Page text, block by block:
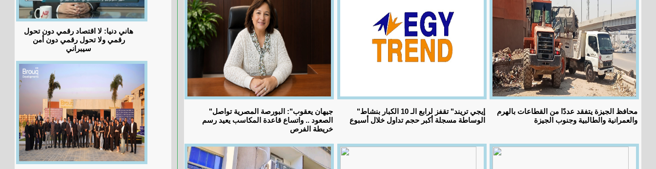
"جيهان يعقوب": البورصة المصرية تواصل
الصعود .. واتساع قاعدة المكاسب يعيد رسم
خريطة الفرص
"إيجي تريند" تقفز لرابع الـ 10 الكبار بنشاط
الوساطة مسجلة أكبر حجم تداول خلال أسبوع
محافظ الجيزة يتفقد عددًا من القطاعات بالهرم
والعمرانية والطالبية وجنوب الجيزة
هاني دنيا: لا اقتصاد رقمي دون تحول
رقمي ولا تحول رقمي دون أمن
سيبراني